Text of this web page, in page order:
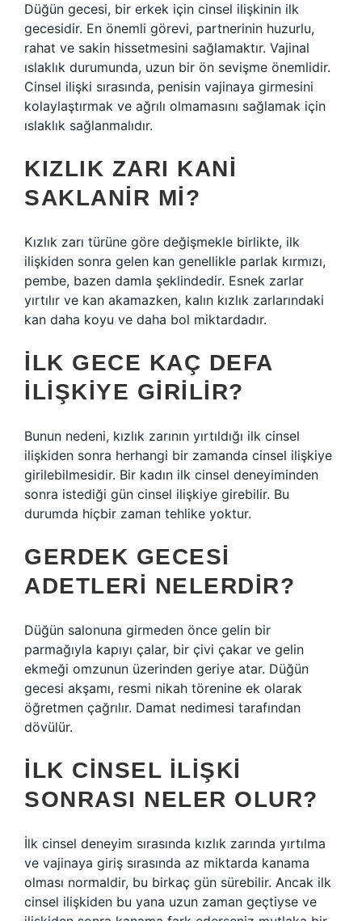
Düğün gecesi, bir erkek için cinsel ilişkinin ilk
gecesidir. En önemli görevi, partnerinin huzurlu,
rahat ve sakin hissetmesini sağlamaktır. Vajinal
ıslaklık durumunda, uzun bir ön sevişme önemlidir.
Cinsel ilişki sırasında, penisin vajinaya girmesini
kolaylaştırmak ve ağrılı olmamasını sağlamak için
ıslaklık sağlanmalıdır.
KIZLIK ZARI KANI
SAKLANIR MI?
Kızlık zarı türüne göre değişmekle birlikte, ilk
ilişkiden sonra gelen kan genellikle parlak kırmızı,
pembe, bazen damla şeklindedir. Esnek zarlar
yırtılır ve kan akamazken, kalın kızlık zarlarındaki
kan daha koyu ve daha bol miktardadır.
İLK GECE KAÇ DEFA
ILIŞKIYE GIRILIR?
Bunun nedeni, kızlık zarının yırtıldığı ilk cinsel
ilişkiden sonra herhangi bir zamanda cinsel ilişkiye
girilebilmesidir. Bir kadın ilk cinsel deneyiminden
sonra istediği gün cinsel ilişkiye girebilir. Bu
durumda hiçbir zaman tehlike yoktur.
GERDEK GECESI
ADETLERI NELERDIR?
Düğün salonuna girmeden önce gelin bir
parmağıyla kapıyı çalar, bir çivi çakar ve gelin
ekmeği omzunun üzerinden geriye atar. Düğün
gecesi akşamı, resmi nikah törenine ek olarak
öğretmen çağrılır. Damat nedimesi tarafından
dövülür.
İLK CINSEL ILIŞKI
SONRASI NELER OLUR?
İlk cinsel deneyim sırasında kızlık zarında yırtılma
ve vajinaya giriş sırasında az miktarda kanama
olması normaldir, bu birkaç gün sürebilir. Ancak ilk
cinsel ilişkiden bu yana uzun zaman geçtiyse ve